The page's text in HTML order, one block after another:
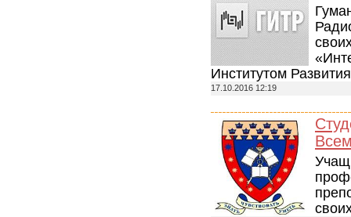
Институтом
17.10.2016 12:19